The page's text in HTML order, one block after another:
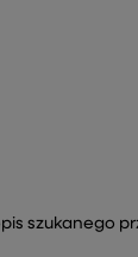
szukanego